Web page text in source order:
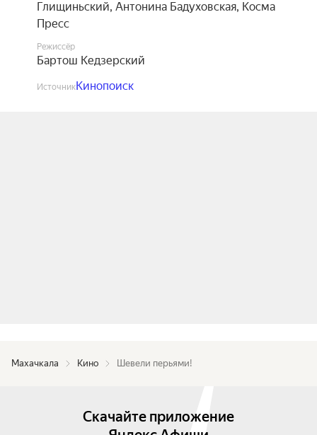
Глищиньский, Антонина Бадуховская, Косма
Пресс
Режиссёр
Бартош Кедзерский
ИсточникКинопоиск
Махачкала Кино Шевели перьями!
Скачайте приложение